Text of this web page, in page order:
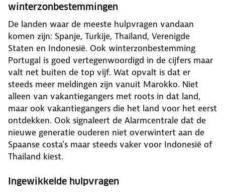
winterzonbestemmingen
De landen waar de meeste hulpvragen vandaan
komen zijn: Spanje, Turkije, Thailand, Verenigde
Staten en Indonesië. Ook winterzonbestemming
Portugal is goed vertegenwoordigd in de cijfers maar
valt net buiten de top vijf. Wat opvalt is dat er
steeds meer meldingen zijn vanuit Marokko. Niet
alleen van vakantiegangers met roots in dat land,
maar ook vakantiegangers die het land voor het eerst
ontdekken. Ook signaleert de Alarmcentrale dat de
nieuwe generatie ouderen niet overwintert aan de
Spaanse costa’s maar steeds vaker voor Indonesië of
Thailand kiest.
Ingewikkelde hulpvragen